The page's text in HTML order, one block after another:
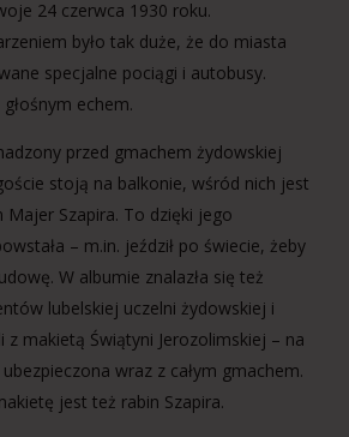
24 czerwca 1930 roku.
było tak duże, że do miasta
specjalne pociągi i autobusy.
echem.
przed gmachem żydowskiej
stoją na balkonie, wśród nich jest
Szapira. To dzięki jego
– m.in. jeździł po świecie, żeby
W albumie znalazła się też
lubelskiej uczelni żydowskiej i
z makietą Świątyni Jerozolimskiej – na
wraz z całym gmachem.
jest też rabin Szapira.